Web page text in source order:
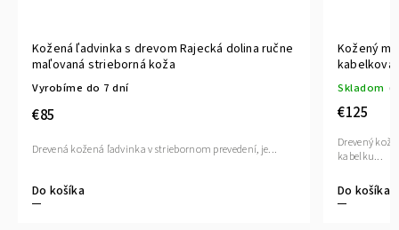
Kožená ľadvinka s drevom Rajecká dolina ručne
maľovaná strieborná koža
Vyrobíme do 7 dní
€85
Do košíka
Drevená kožená ľadvinka v striebornom prevedení, je...
Kožený
Skladom
€125
Do košíka
Drevený
kabelku...